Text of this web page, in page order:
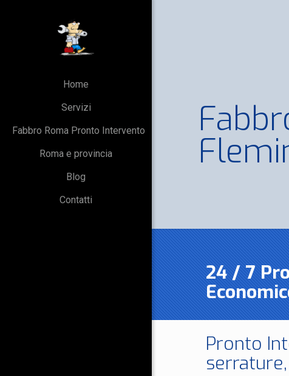
Home
Servizi
Fabbro Roma Pronto Intervento
Roma e provincia
Blog
Contatti
24 / 7
Pronto